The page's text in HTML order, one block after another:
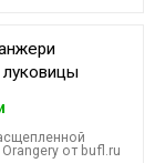
луковицы
от bufl.ru